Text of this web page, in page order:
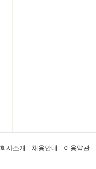
회사소개 채용안내 이용약관